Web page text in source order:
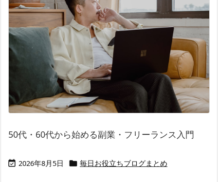
50代・60代から始める副業・フリーランス入門
 2026年8月5日  毎日お役立ちブログまとめ